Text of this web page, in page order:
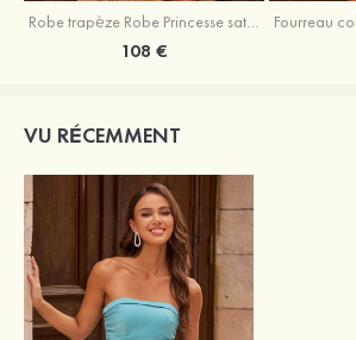
Robe trapèze Robe Princesse satin sans manches courte/mini robe de fête de la rentrée
108 €
VU RÉCEMMENT